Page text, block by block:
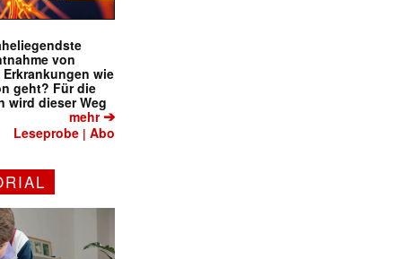
von
wie
geht? Für die
wird dieser Weg
mehr➔
Leseprobe |Abo